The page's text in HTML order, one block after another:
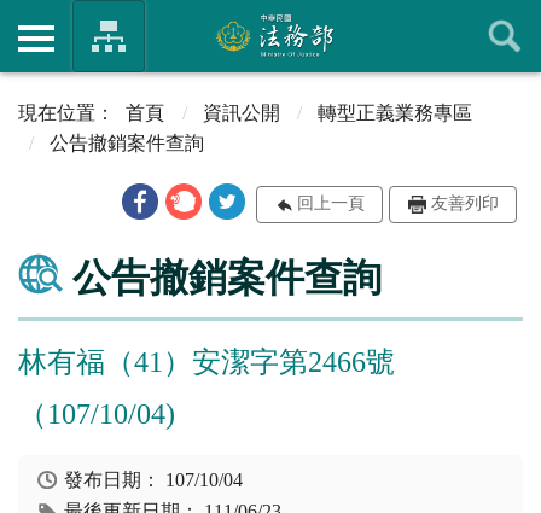
首頁 資訊公開
轉型正義業務專區
公告撤銷案件查詢
回上一頁 友善列印
公告撤銷案件查詢
林有福（41）安潔字第2466號
（107/10/04)
發布日期： 107/10/04